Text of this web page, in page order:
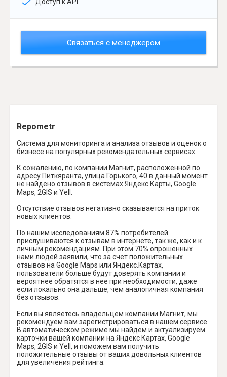
Доступ к API
Связаться с менеджером
Repometr
Система для мониторинга и анализа отзывов и оценок о
бизнесе на популярных рекомендательных сервисах.
К сожалению, по компании Магнит, расположенной по
адресу Питкяранта, улица Горького, 40 в данный момент
не найдено отзывов в системах Яндекс.Карты, Google
Maps, 2GIS и Yell.
Отсутствие отзывов негативно сказывается на приток
новых клиентов.
По нашим исследованиям 87% потребителей
прислушиваются к отзывам в интернете, так же, как и к
личным рекомендациям. При этом 70% опрошенных
нами людей заявили, что за счет положительных
отзывов на Google Maps или Яндекс.Картах,
пользователи больше будут доверять компании и
вероятнее обратятся в нее при необходимости, даже
если локально она дальше, чем аналогичная компания
без отзывов.
Если вы являетесь владельцем компании Магнит, мы
рекомендуем вам зарегистрироваться в нашем сервисе.
В автоматическом режиме мы найдем и актуализируем
карточки вашей компании на Яндекс Картах, Google
Maps, 2GIS и Yell, и поможем вам получить
положительные отзывы от ваших довольных клиентов
для увеличения рейтинга.